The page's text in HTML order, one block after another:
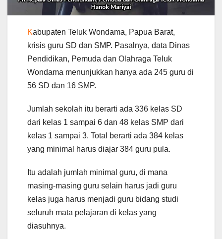
Kabupaten Teluk Wondama, Papua Barat,
krisis guru SD dan SMP. Pasalnya, data Dinas
Pendidikan, Pemuda dan Olahraga Teluk
Wondama menunjukkan hanya ada 245 guru di
56 SD dan 16 SMP.
Jumlah sekolah itu berarti ada 336 kelas SD
dari kelas 1 sampai 6 dan 48 kelas SMP dari
kelas 1 sampai 3. Total berarti ada 384 kelas
yang minimal harus diajar 384 guru pula.
Itu adalah jumlah minimal guru, di mana
masing-masing guru selain harus jadi guru
kelas juga harus menjadi guru bidang studi
seluruh mata pelajaran di kelas yang
diasuhnya.